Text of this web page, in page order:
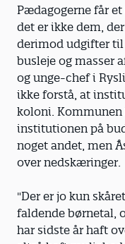
Pædagogerne får
det er ikke dem,
derimod udgifter til
busleje og masser
og unge-chef i
ikke forstå, at
koloni. Kommunen
institutionen på
noget andet, men
over nedskæringer.
"Der er jo kun
faldende børnetal,
har sidste år haft